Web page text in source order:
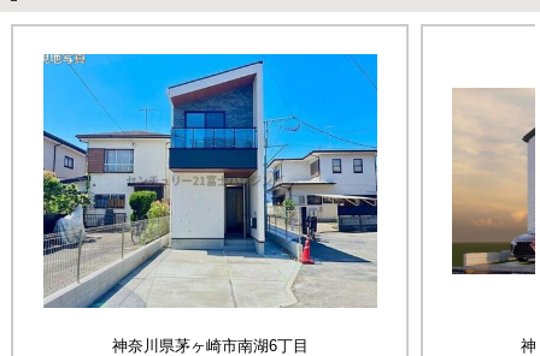
神奈川県茅ヶ崎市南湖6丁目 神